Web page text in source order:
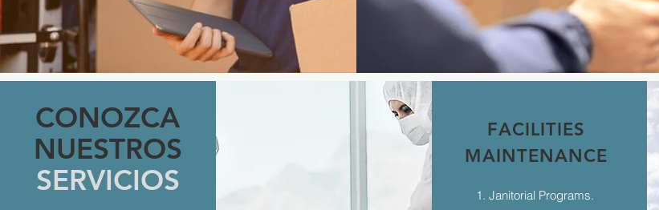
CONOZCA
NUESTROS
SERVICIOS
FACILITIES
MAINTENANCE
1. Janitorial Programs.